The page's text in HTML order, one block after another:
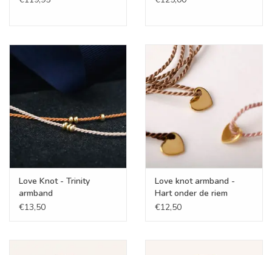
Love Knot - Trinity
armband
€13,50
Love knot armband -
Hart onder de riem
€12,50